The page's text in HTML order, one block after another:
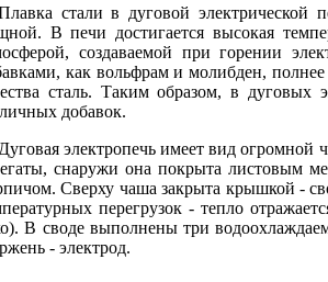
стали в дуговой электрической
В печи достигается высокая
создаваемой при горении
как вольфрам и молибден,
сталь. Таким образом, в
добавок.
электропечь имеет вид огромной
снаружи она покрыта листовым
Сверху чаша закрыта крышкой -
перегрузок - тепло
В своде выполнены три
- электрод.